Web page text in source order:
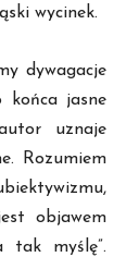
wycinek.
dywagacje
końca jasne
uznaje
Rozumiem
objawem
myślę”.